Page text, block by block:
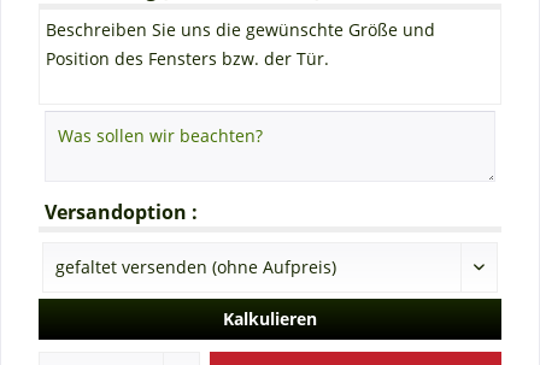
Beschreiben Sie uns die gewünschte Größe und
Position des Fensters bzw. der Tür.
Versandoption :
Kalkulieren